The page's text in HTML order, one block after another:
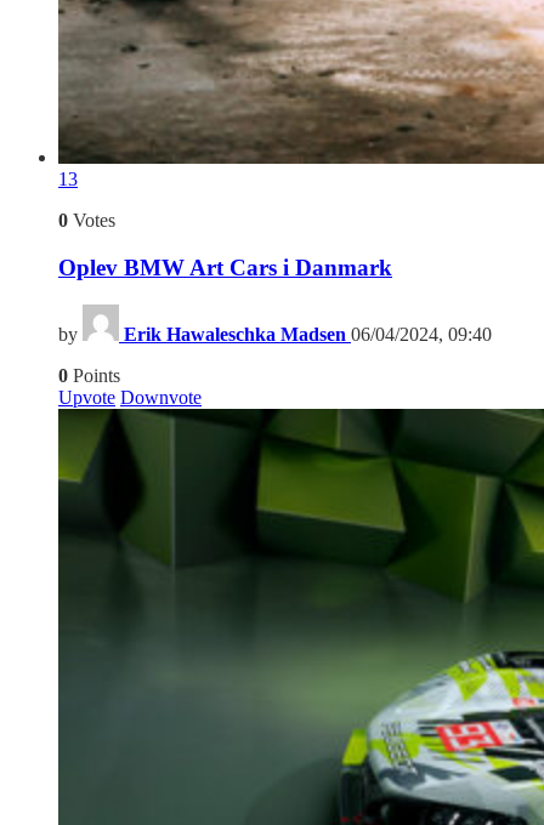
13
0 Votes
Oplev BMW Art Cars i Danmark
by Erik Hawaleschka Madsen 06/04/2024, 09:40
0 Points
Upvote Downvote